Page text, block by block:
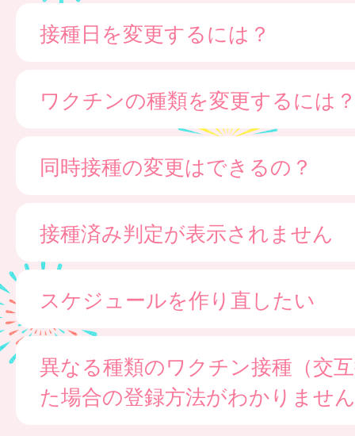
接種日を変更するには？
ワクチンの種類を変更するには
同時接種の変更はできるの？
接種済み判定が表示されません
スケジュールを作り直したい
異なる種類のワクチン接種（交
た場合の登録方法がわかりません